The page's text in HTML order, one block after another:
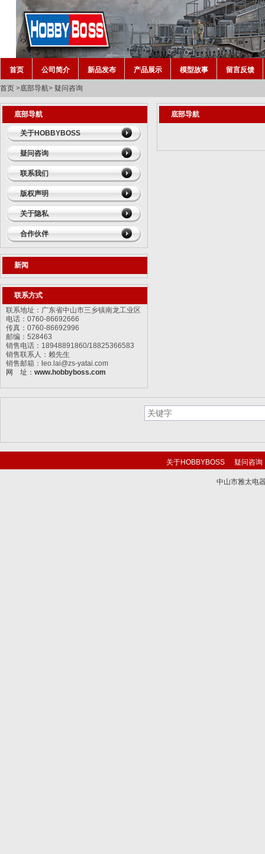
首页 公司简介 新品发布 产品展示 模型故事 留言反馈
首页 >底部导航> 疑问咨询
底部导航
关于HOBBYBOSS
疑问咨询
联系我们
版权声明
关于隐私
合作伙伴
新闻
联系方式
联系地址：广东省中山市三乡镇南龙工业区
电话：0760-86692666
传真：0760-86692996
邮编：528463
销售电话：18948891860/18825366583
销售联系人：赖先生
销售邮箱： eo.lai@zs-yatai.com
网 址： www.hobbyboss.com
底部导航
关于HOBBYBOSS 疑问咨询
中山市雅太电